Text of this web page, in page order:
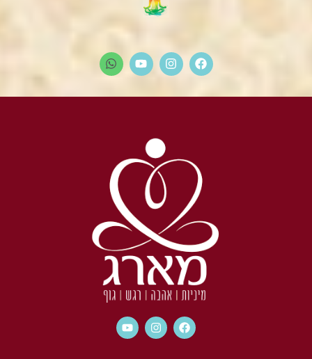
הלימודים המקיפים והמקצועיים ביותר בתחום הטנטרה
מידע על תוכנית ההכשרה